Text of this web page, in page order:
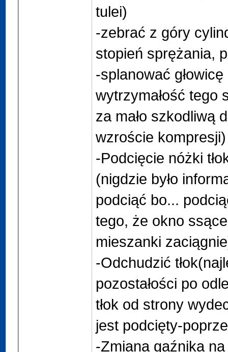
tulei)
-zebrać z góry
stopień sprężania,
-splanować
wytrzymałość tego
za mało szkodliwą
wzroście kompresji)
-Podcięcie nóżki
(nigdzie było
podciąć bo...
tego, że okno
mieszanki
-Odchudzić
pozostałości po
tłok od strony
jest podcięty-
-Zmiana gaźnika